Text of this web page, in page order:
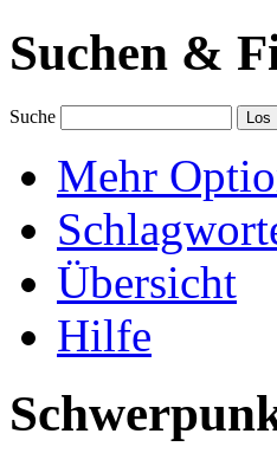
Suchen &
Suche
Mehr
Übersicht
Hilfe